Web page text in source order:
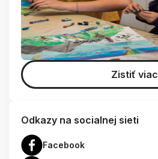
Zistiť viac
Odkazy na socialnej sieti
Facebook